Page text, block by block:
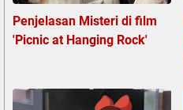
Penjelasan Misteri di film
'Picnic at Hanging Rock'